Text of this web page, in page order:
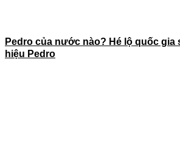
Pedro của nước nào? Hé lộ quốc gia
hiệu Pedro